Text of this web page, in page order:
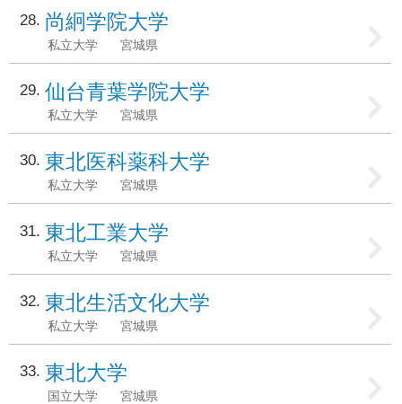
28 尚絅学院大学
私立大学 宮城県
29 仙台青葉学院大学
私立大学 宮城県
30 東北医科薬科大学
私立大学 宮城県
31 東北工業大学
私立大学 宮城県
32 東北生活文化大学
私立大学 宮城県
33 東北大学
国立大学 宮城県